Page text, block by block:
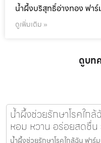
น้ำผึ้งบริสุทธิ์อ่างทอง ฟา
ดูเพิ่มเติม »
ดูบท
น้ำผึ้งช่วยรักษาโรคใก
หอม หวาน อร่อยสดชื่น
น้ำผึ้งช่วยรักษาโรคใกล้ฉัน ฟา